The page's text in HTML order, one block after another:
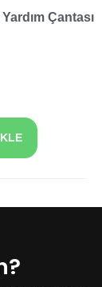
Çantası